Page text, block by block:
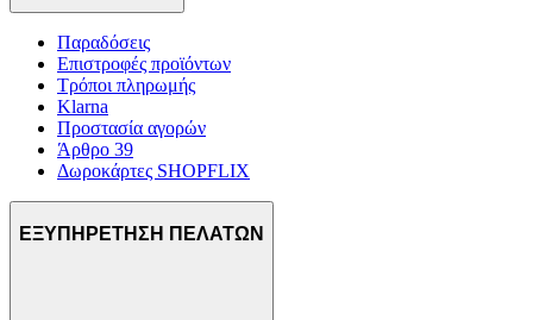
Παραδόσεις
Επιστροφές προϊόντων
Τρόποι πληρωμής
Klarna
Προστασία αγορών
Άρθρο 39
Δωροκάρτες SHOPFLIX
ΕΞΥΠΗΡΕΤΗΣΗ ΠΕΛΑΤΩΝ